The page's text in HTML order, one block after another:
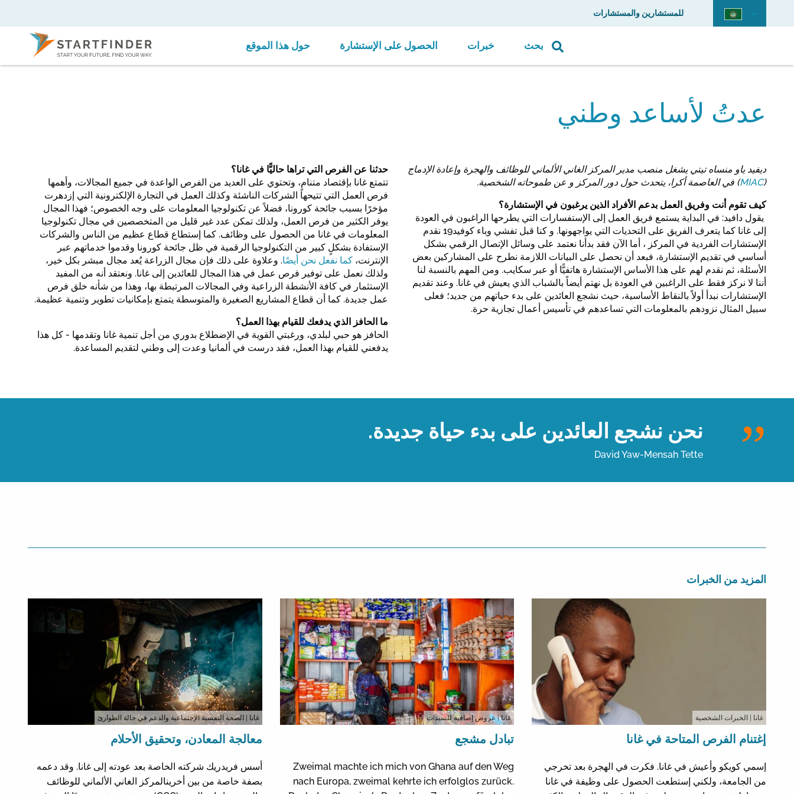
للمستشارين والمستشارات
حول هذا الموقع الحصول على الإستشارة خبرات بحث
عدتُ لأساعد وطني
ديفيد ياو منساه تيتي يشغل منصب مدير المركز الغاني الألماني للوظائف والهجرة وإعادة الإدماج
(
MIAC) في العاصمة أكرا، يتحدث حول دور المركز و عن طموحاته الشخصية.
كيف تقوم أنت وفريق العمل بدعم الأفراد الذين يرغبون في الإستشارة؟
يقول دافيد: في البداية يستمع فريق العمل إلى الإستفسارات التي يطرحها الراغبون في العودة
إلى غانا كما يتعرف الفريق على التحديات التي يواجهونها. و كنا قبل تفشي وباء كوفيد19 نقدم
الإستشارات الفردية في المركز ، أما الآن فقد بدأنا نعتمد على وسائل الإتصال الرقمي بشكل
أساسي في تقديم الإستشارة، فبعد أن نحصل على البيانات اللازمة نطرح على المشاركين بعض
الأسئلة، ثم نقدم لهم على هذا الأساس الإستشارة هاتفيًّا أو عبر سكايب. ومن المهم بالنسبة لنا
أننا لا نركز فقط على الراغبين في العودة بل نهتم أيضاً بالشباب الذي يعيش في غانا. وعند تقديم
الإستشارات نبدأ أولاً بالنقاط الأساسية، حيث نشجع العائدين على بدء حياتهم من جديد؛ فعلى
سبيل المثال نزودهم بالمعلومات التي تساعدهم في تأسيس أعمال تجارية حرة.
حدثنا عن الفرص التي تراها حاليًّا في غانا؟
تتمتع غانا بإقتصاد متنامٍ، وتحتوي على العديد من الفرص الواعدة في جميع المجالات، وأهمها
فرص العمل التي تتيحها الشركات الناشئة وكذلك العمل في التجارة الإلكترونية التي إزدهرت
مؤخرًا بسبب جائحة كورونا، فضلاً عن تكنولوجيا المعلومات على وجه الخصوص؛ فهذا المجال
يوفر الكثير من فرص العمل، ولذلك تمكن عدد غير قليل من المتخصصين في مجال تكنولوجيا
المعلومات في غانا من الحصول على وظائف. كما إستطاع قطاع عظيم من الناس والشركات
الإستفادة بشكلٍ كبير من التكنولوجيا الرقمية في ظل جائحة كورونا وقدموا خدماتهم عبر
الإنترنت، كما نفعل نحن أيضًا. وعلاوة على ذلك فإن مجال الزراعة يُعد مجال مبشر بكل خير،
ولذلك نعمل على توفير فرص عمل في هذا المجال للعائدين إلى غانا. ونعتقد أنه من المفيد
الإستثمار في كافة الأنشطة الزراعية وفي المجالات المرتبطة بها، وهذا من شأنه خلق فرص
عمل جديدة. كما أن قطاع المشاريع الصغيرة والمتوسطة يتمتع بإمكانيات تطوير وتنمية عظيمة.
ما الحافز الذي يدفعك للقيام بهذا العمل؟
الحافز هو حبي لبلدي، ورغبتي القوية في الإضطلاع بدوري من أجل تنمية غانا وتقدمها - كل هذا
يدفعني للقيام بهذا العمل، فقد درست في ألمانيا وعدت إلى وطني لتقديم المساعدة.
نحن نشجع العائدين على بدء حياة جديدة.
David Yaw-Mensah Tette
المزيد من الخبرات
غانا | الخبرات الشخصية
إغتنام الفرص المتاحة في غانا
إسمي كويكو وأعيش في غانا. فكرت في الهجرة بعد تخرجي
من الجامعة، ولكني إستطعت الحصول على وظيفة في غانا
غانا| عروض إضافية للسيدات
تبادل مشجع
Zweimal machte ich mich von Ghana auf den Weg
nach Europa, zweimal kehrte ich erfolglos zurück.
غانا | الصحة النفسية الإجتماعية والدعم في حالة الطوارئ
معالجة المعادن، وتحقيق الأحلام
أسس فريدريك شركته الخاصة بعد عودته إلى غانا. وقد دعمه
بصفة خاصة من بين أخرينالمركز الغاني الألماني للوظائف